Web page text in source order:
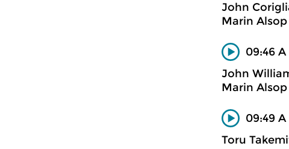
John
Marin
09:46
John
Marin
09:49
Toru